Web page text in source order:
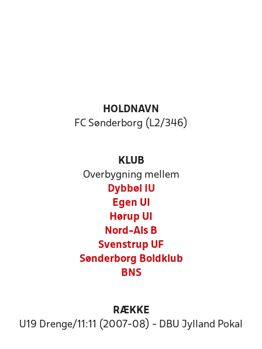
HOLDNAVN
FC Sønderborg (L2/346)
KLUB
Overbygning mellem
Dybbøl IU
Egen UI
Hørup UI
Nord-Als B
Svenstrup UF
Sønderborg Boldklub
BNS
RÆKKE
U19 Drenge/11:11 (2007-08) - DBU Jylland Pokal